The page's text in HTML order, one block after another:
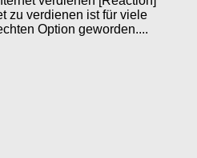
zu verdienen ist für viele
Option geworden....